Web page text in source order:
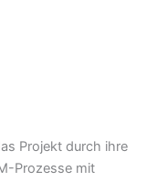
Projekt durch ihre
Prozesse mit